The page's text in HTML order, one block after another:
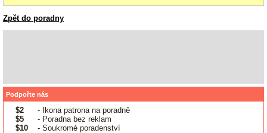
Zpět do poradny
Podpořte nás
$2
- Ikona patrona na poradně
$5
- Poradna bez reklam
$10
- Soukromé poradenství